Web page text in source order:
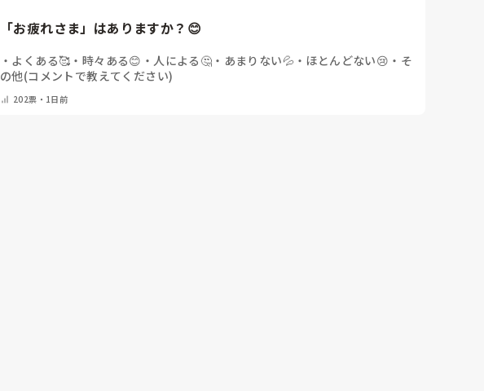
「お疲れさま」はありますか？😊
・ よくある🥰 ・ 時々ある😊 ・ 人による🤔 ・ あまりない💦 ・ ほとんどない😢 ・ そ
の他(コメントで教えてください)
202票・ 1日前